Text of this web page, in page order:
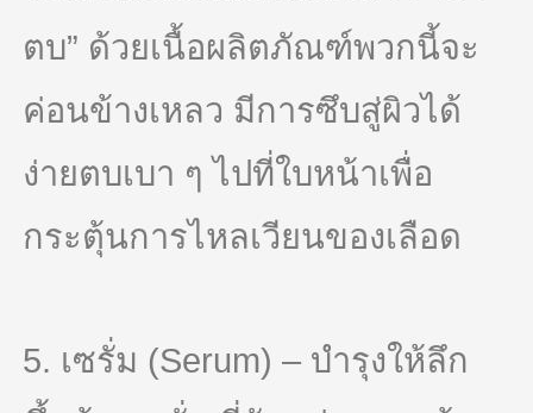
ตบ” ด้วยเนื้อผลิตภัณฑ์พวกนี้จะ
ค่อนข้างเหลว มีการซึบสู่ผิวได้
ง่ายตบเบา ๆ ไปที่ใบหน้าเพื่อ
กระตุ้นการไหลเวียนของเลือด
5. เซรั่ม (Serum) – บำรุงให้ลึก